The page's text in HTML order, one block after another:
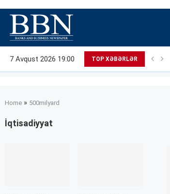
7 Avqust 2026 19:00 TOP XƏBƏRLƏR
Home » 500milyard
İqtisadiyyat